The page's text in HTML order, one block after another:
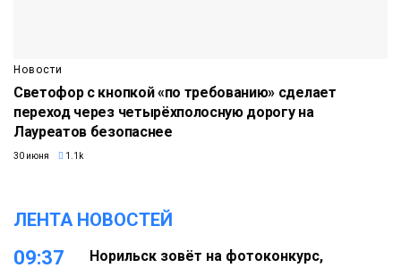
Новости
Светофор с кнопкой «по требованию» сделает
переход через четырёхполосную дорогу на
Лауреатов безопаснее
30 июня 1.1k
ЛЕНТА НОВОСТЕЙ
09:37
Норильск зовёт на фотоконкурс,